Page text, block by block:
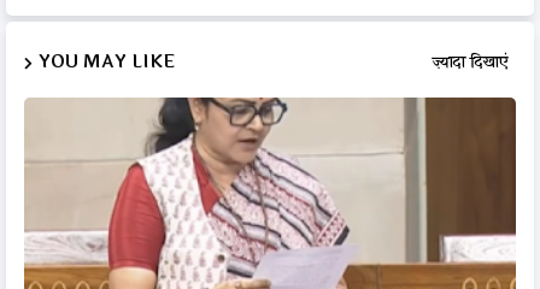
YOU MAY LIKE ज़्यादा दिखाएं